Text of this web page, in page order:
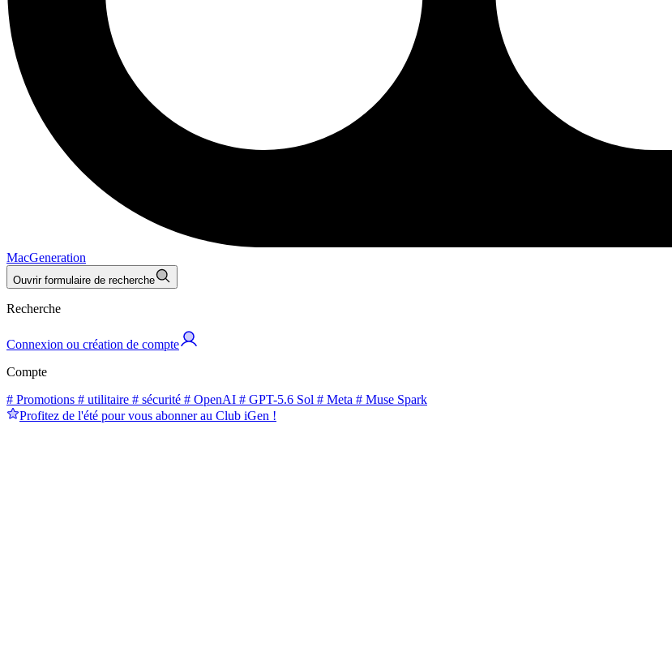
MacGeneration
Ouvrir formulaire de recherche
Recherche
Connexion ou création de compte
Compte
# Promotions # utilitaire # sécurité # OpenAI # GPT-5.6 Sol # Meta # Muse Spark
Profitez de l'été pour vous abonner au Club iGen !